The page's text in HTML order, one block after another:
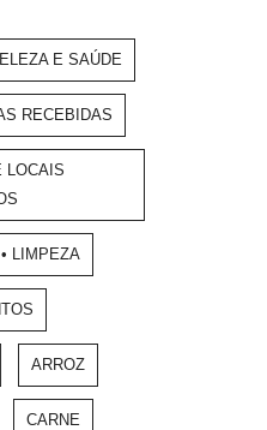
E SAÚDE
RECEBIDAS
LOCAIS
LIMPEZA
ARROZ
CARNE